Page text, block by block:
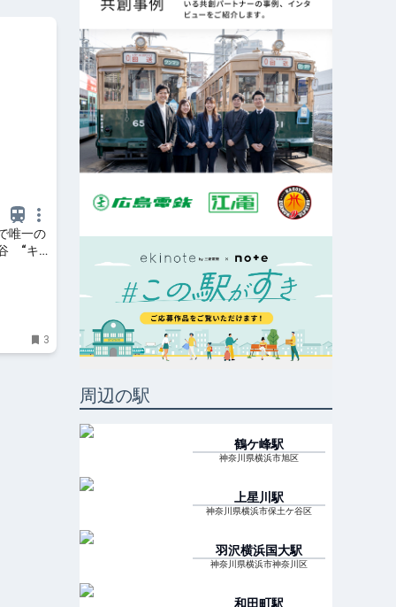
唯一の
“キ
3
周辺の駅
鶴ケ峰駅
神奈川県横浜市旭区
上星川駅
神奈川県横浜市保土ケ谷区
羽沢横浜国大駅
神奈川県横浜市神奈川区
和田町駅